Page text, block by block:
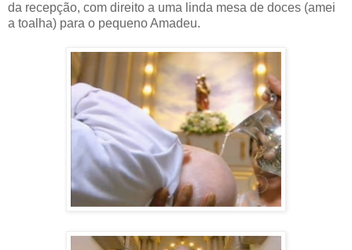
da recepção, com direito a uma linda mesa de doces (amei
a toalha) para o pequeno Amadeu.